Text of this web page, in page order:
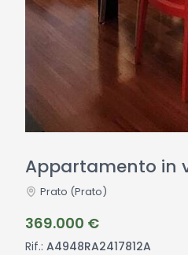
Appartamento in
Prato (Prato)
369.000 €
Rif.: A4948RA2417812A